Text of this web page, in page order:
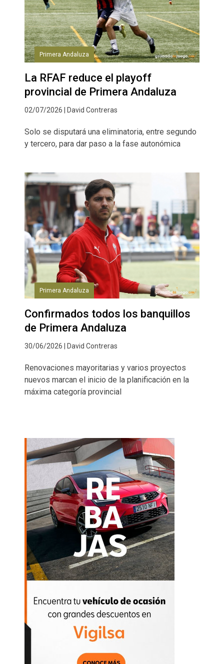
Primera Andaluza
La RFAF reduce el playoff
provincial de Primera Andaluza
02/07/2026 | David Contreras
Solo se disputará una eliminatoria, entre segundo
y tercero, para dar paso a la fase autonómica
Primera Andaluza
Confirmados todos los banquillos
de Primera Andaluza
30/06/2026 | David Contreras
Renovaciones mayoritarias y varios proyectos
nuevos marcan el inicio de la planificación en la
máxima categoría provincial